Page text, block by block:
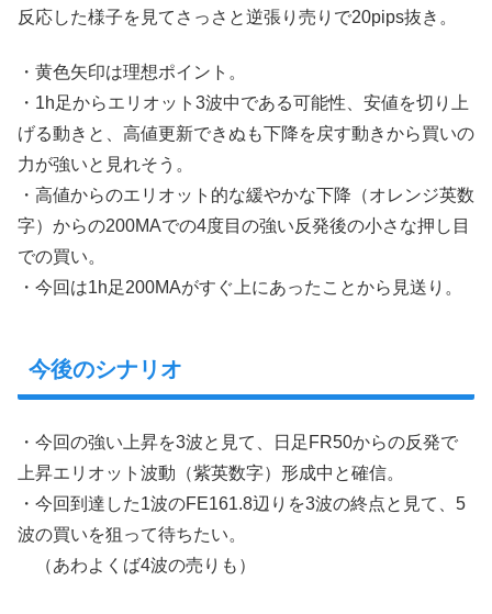
反応した様子を見てさっさと逆張り売りで20pips抜き。
・黄色矢印は理想ポイント。
・1h足からエリオット3波中である可能性、安値を切り上
げる動きと、高値更新できぬも下降を戻す動きから買いの
力が強いと見れそう。
・高値からのエリオット的な緩やかな下降（オレンジ英数
字）からの200MAでの4度目の強い反発後の小さな押し目
での買い。
・今回は1h足200MAがすぐ上にあったことから見送り。
今後のシナリオ
・今回の強い上昇を3波と見て、日足FR50からの反発で
上昇エリオット波動（紫英数字）形成中と確信。
・今回到達した1波のFE161.8辺りを3波の終点と見て、5
波の買いを狙って待ちたい。
（あわよくば4波の売りも）